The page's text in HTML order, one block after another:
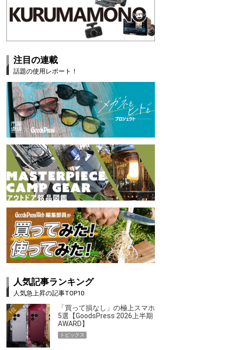
注目の連載
話題の使用レポート！
人気記事ランキング
人気急上昇の記事TOP10
「買って損なし」の極上スマホ
5選【GoodsPress 2026上半期
AWARD】
1位
トピックス